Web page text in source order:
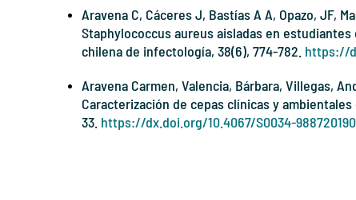
Aravena C, Cáceres J, Bastías A A, Opazo, JF,
Staphylococcus aureus aisladas en estudiantes
chilena de infectología, 38(6), 774-782. https://
Aravena Carmen, Valencia, Bárbara, Villegas,
Caracterización de cepas clínicas y
33. https://dx.doi.org/10.4067/S0034-